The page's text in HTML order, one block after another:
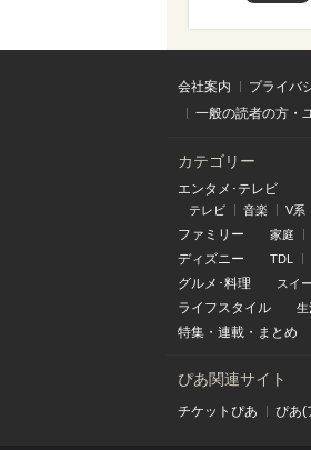
会社案内 プライバ
一般の読者の方・
カテゴリー
エンタメ･テレビ
テレビ 音楽 V系
ファミリー 家庭
ディズニー TDL
グルメ･料理 スイ
ライフスタイル 生
特集 ・ 連載 ・ まとめ
ぴあ関連サイト
チケットぴあ ぴあ(